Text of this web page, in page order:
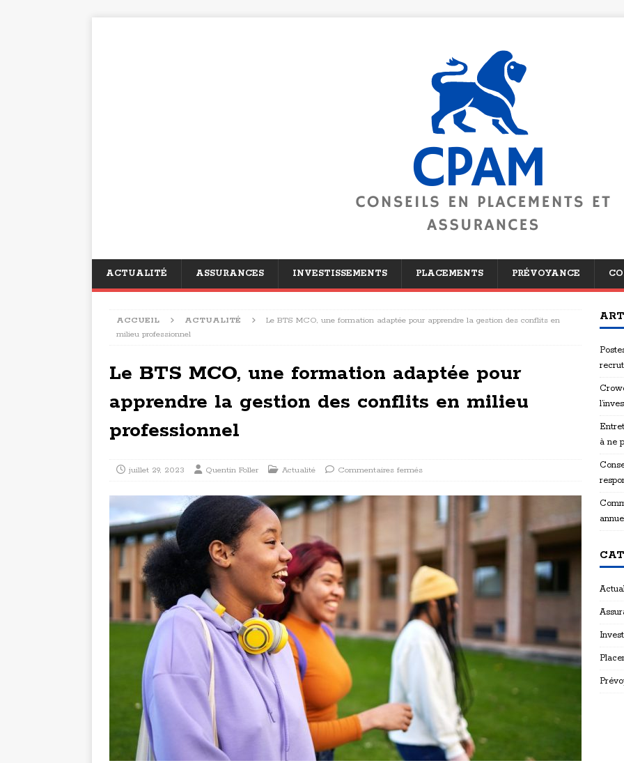
ACTUALITÉ ASSURANCES INVESTISSEMENTS PLACEMENTS PRÉVOYANCE
ACCUEIL ACTUALITÉ
Le BTS MCO, une formation adaptée pour apprendre la gestion des conflits en
milieu professionnel
Le BTS MCO, une formation adaptée pour
apprendre la gestion des conflits en milieu
professionnel
juillet 29, 2023 Quentin Foller Actualité Commentaires fermés
à ne